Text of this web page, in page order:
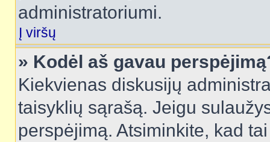
administratoriumi.
Į viršų
» Kodėl aš gavau
Kiekvienas diskusijų
taisyklių sąrašą. Jeigu
perspėjimą. Atsiminkite, kad